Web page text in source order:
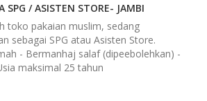
SPG / ASISTEN STORE- JAMBI
toko pakaian muslim, sedang
sebagai SPG atau Asisten Store.
- Bermanhaj salaf (dipeebolehkan) -
maksimal 25 tahun